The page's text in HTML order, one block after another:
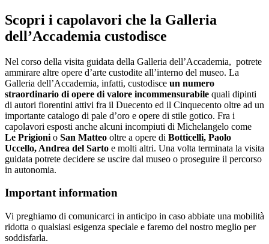
Scopri i capolavori che la Galleria
dell’Accademia custodisce
Nel corso della visita guidata della Galleria dell’Accademia, potrete
ammirare altre opere d’arte custodite all’interno del museo. La
Galleria dell’Accademia, infatti, custodisce un numero
straordinario di opere di valore incommensurabile quali dipinti
di autori fiorentini attivi fra il Duecento ed il Cinquecento oltre ad un
importante catalogo di pale d’oro e opere di stile gotico. Fra i
capolavori esposti anche alcuni incompiuti di Michelangelo come
Le Prigioni o San Matteo oltre a opere di Botticelli, Paolo
Uccello, Andrea del Sarto e molti altri. Una volta terminata la visita
guidata potrete decidere se uscire dal museo o proseguire il percorso
in autonomia.
Important information
Vi preghiamo di comunicarci in anticipo in caso abbiate una mobilità
ridotta o qualsiasi esigenza speciale e faremo del nostro meglio per
soddisfarla.